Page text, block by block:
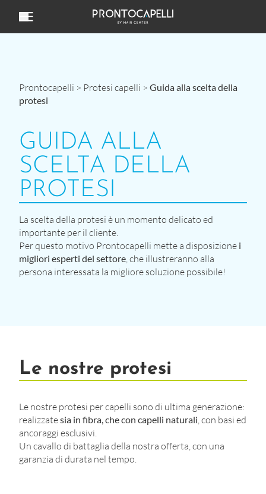
Prontocapelli > Protesi capelli > Guida alla scelta della
protesi
GUIDA ALLA
SCELTA DELLA
PROTESI
La scelta della protesi è un momento delicato ed
importante per il cliente.
Per questo motivo Prontocapelli mette a disposizione i
migliori esperti del settore, che illustreranno alla
persona interessata la migliore soluzione possibile!
Le nostre protesi
Le nostre protesi per capelli sono di ultima generazione:
realizzatesia in fibra, che con capelli naturali, con basi ed
ancoraggi esclusivi.
Un cavallo di battaglia della nostra offerta, con una
garanzia di durata nel tempo.